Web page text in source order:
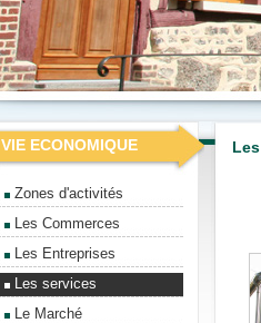
VIE ECONOMIQUE
Zones d'activités
Les Commerces
Les Entreprises
Les services
Le Marché